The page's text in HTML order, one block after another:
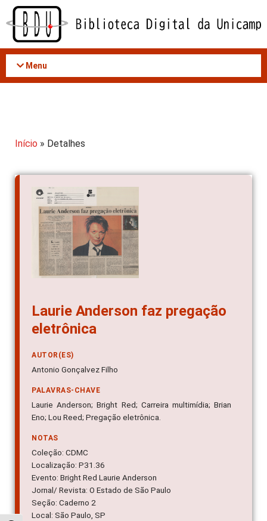
Acessar
conteúdo
Menu
Início » Detalhes
Laurie Anderson faz pregação
eletrônica
AUTOR(ES)
Antonio Gonçalvez Filho
PALAVRAS-CHAVE
Laurie Anderson; Bright Red; Carreira multimídia; Brian
Eno; Lou Reed; Pregação eletrônica.
NOTAS
Coleção: CDMC
Localização: P31.36
Evento: Bright Red Laurie Anderson
Jornal/ Revista: O Estado de São Paulo
Seção: Caderno 2
Local: São Paulo, SP